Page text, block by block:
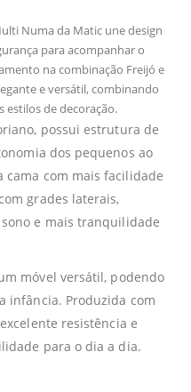
Numa da Matic une design
para acompanhar o
na combinação Freijó e
e versátil, combinando
estilos de decoração.
possui estrutura de
dos pequenos ao
com mais facilidade
grades laterais,
e mais tranquilidade
móvel versátil, podendo
infância. Produzida com
resistência e
para o dia a dia.